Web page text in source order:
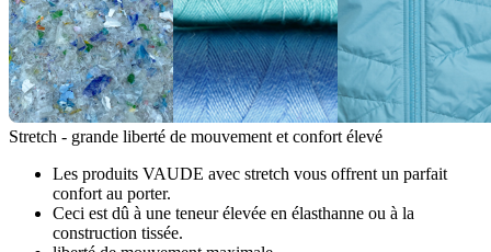
Stretch - grande liberté de mouvement et confort élevé
Les produits VAUDE avec stretch vous offrent un parfait
confort au porter.
Ceci est dû à une teneur élevée en élasthanne ou à la
construction tissée.